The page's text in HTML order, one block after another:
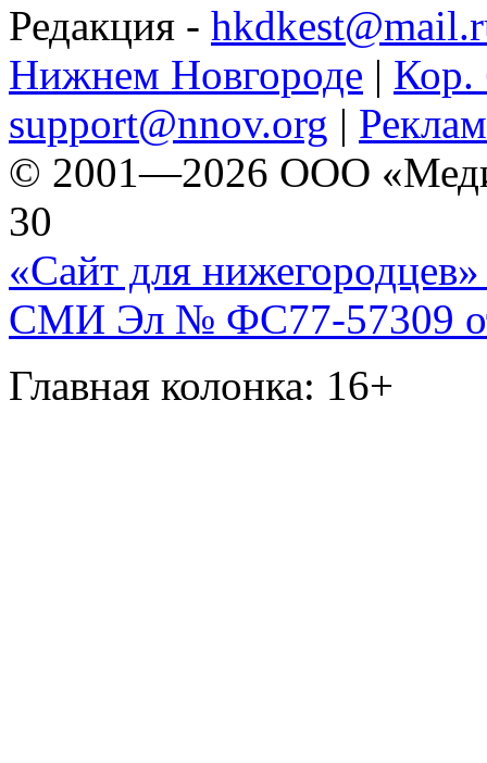
Редакция -
Нижнем Новгороде | Кор.
support@nnov.org |
© 2001—2026 ООО
30
«Сайт для нижегородцев»
СМИ Эл № ФС77-57309
Главная колонка: 16+